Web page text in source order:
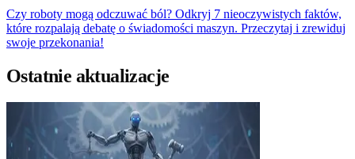
Czy roboty mogą odczuwać ból? Odkryj 7 nieoczywistych faktów,
które rozpalają debatę o świadomości maszyn. Przeczytaj i zrewiduj
swoje przekonania!
Ostatnie aktualizacje